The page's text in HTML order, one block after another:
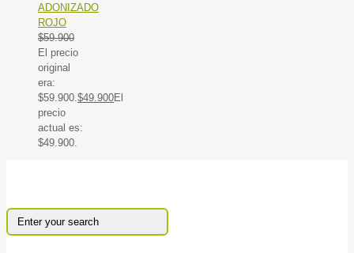
ADONIZADO
ROJO
$59.900
El precio
original
era:
$59.900. $49.900El
precio
actual es:
$49.900.